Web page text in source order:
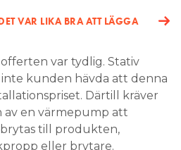
VAR LIKA BRA ATT LÄGGA
var tydlig. Stativ
kunden hävda att denna
Därtill kräver
av en värmepump att
till produkten,
eller brytare.